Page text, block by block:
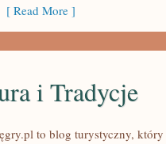
[ Read More ]
i Tradycje
to blog turystyczny,